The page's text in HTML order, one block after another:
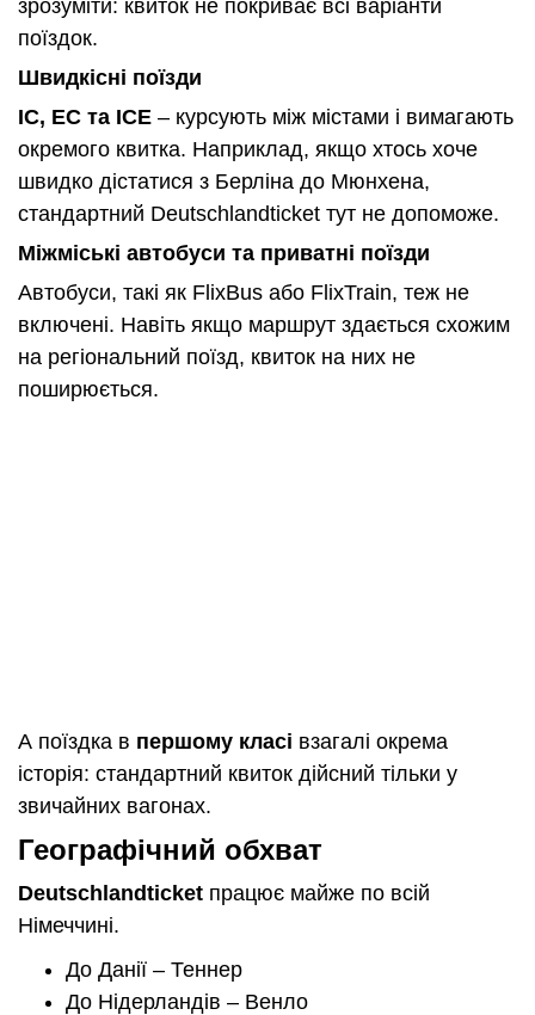
зрозуміти: квиток не покриває всі варіанти
поїздок.
Швидкісні поїзди
IC, EC та ICE – курсують між містами і вимагають
окремого квитка. Наприклад, якщо хтось хоче
швидко дістатися з Берліна до Мюнхена,
стандартний Deutschlandticket тут не допоможе.
Міжміські автобуси та приватні поїзди
Автобуси, такі як FlixBus або FlixTrain, теж не
включені. Навіть якщо маршрут здається схожим
на регіональний поїзд, квиток на них не
поширюється.
А поїздка в першому класі взагалі окрема
історія: стандартний квиток дійсний тільки у
звичайних вагонах.
Географічний обхват
Deutschlandticket працює майже по всій
Німеччині.
До Данії – Теннер
До Нідерландів – Венло